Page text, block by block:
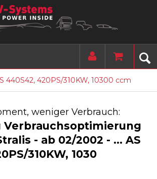
440S42, 420PS/310KW, 10300 ccm
weniger Verbrauch:
Verbrauchsoptimierung
- ab 02/2002 - ... AS
310KW, 1030